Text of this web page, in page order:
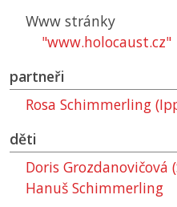
Www stránky
"www.holocaust.cz"
partneři
Rosa Schimmerling
děti
Doris Grozdanovičová
Hanuš Schimmerling